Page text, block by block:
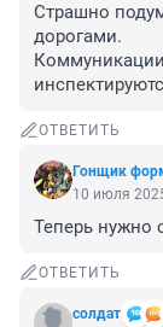
Страшно
дорогами.
ОТВЕТИТЬ
Гонщик
10 июля
Теперь нужно
ОТВЕТИТЬ
солдат